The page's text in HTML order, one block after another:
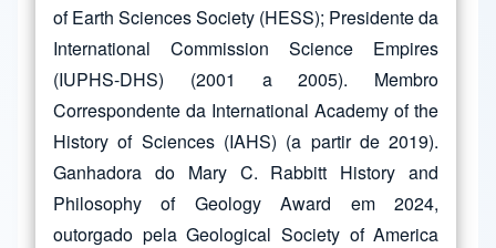
of Earth Sciences Society (HESS); Presidente da
International Commission Science Empires
(IUPHS-DHS) (2001 a 2005). Membro
Correspondente da International Academy of the
History of Sciences (IAHS) (a partir de 2019).
Ganhadora do Mary C. Rabbitt History and
Philosophy of Geology Award em 2024,
outorgado pela Geological Society of America